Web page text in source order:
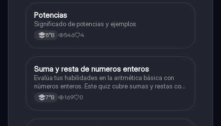
Matemáticas
Potencias
Significado de potencias y ejemplos
8°B 546 4
SMatemáticas
Suma y resta de numeros enteros
Evalúa tus habilidades en la aritmética básica con
números enteros. Este quiz cubre sumas y restas con
números positivos y negativos.
7°B 169 0